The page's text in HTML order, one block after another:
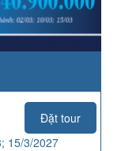
Đặt tour
15/3/2027